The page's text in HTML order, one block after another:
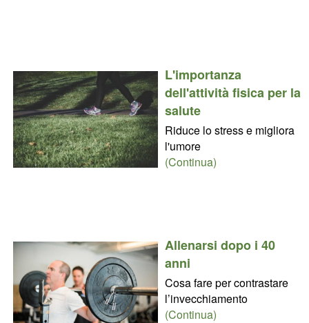
L'importanza
dell'attività fisica per la
salute
Riduce lo stress e migliora
l'umore
(Continua)
Allenarsi dopo i 40
anni
Cosa fare per contrastare
l’invecchiamento
(Continua)